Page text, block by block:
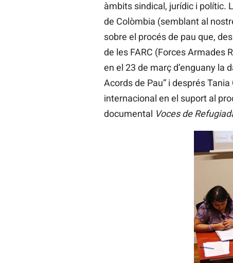
àmbits sindical, jurídic i polític.
de Colòmbia (semblant al
sobre el procés de pau que,
de les FARC (Forces Armades
en el 23 de març d’enguany la
Acords de Pau” i després
internacional en el suport al
documental Voces de